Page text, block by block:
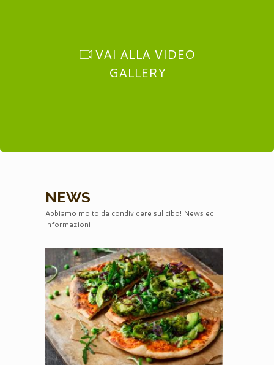
VAI ALLA VIDEO
GALLERY
NEWS
Abbiamo molto da condividere sul cibo! News ed
informazioni